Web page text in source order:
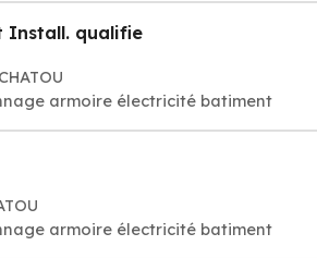
Install. qualifie
armoire électricité batiment
armoire électricité batiment